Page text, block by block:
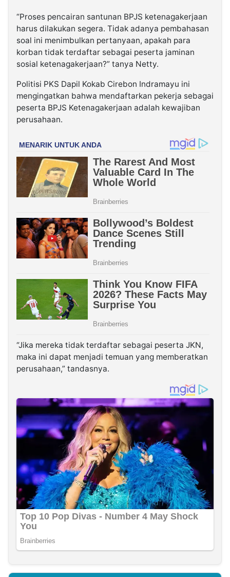
“Proses pencairan santunan BPJS ketenagakerjaan
harus dilakukan segera. Tidak adanya pembahasan
soal ini menimbulkan pertanyaan, apakah para
korban tidak terdaftar sebagai peserta jaminan
sosial ketenagakerjaan?” tanya Netty.
Politisi PKS Dapil Kokab Cirebon Indramayu ini
mengingatkan bahwa mendaftarkan pekerja sebagai
peserta BPJS Ketenagakerjaan adalah kewajiban
perusahaan.
“Jika mereka tidak terdaftar sebagai peserta JKN,
maka ini dapat menjadi temuan yang memberatkan
perusahaan,” tandasnya.